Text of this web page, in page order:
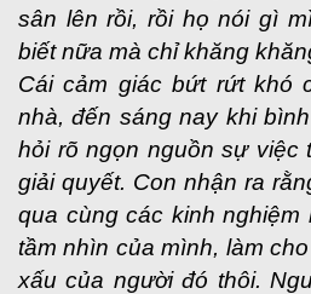
sân lên rồi, rồi họ nói gì
biết nữa mà chỉ khăng
Cái cảm giác bứt rứt khó
nhà, đến sáng nay khi
hỏi rõ ngọn nguồn sự việc
giải quyết. Con nhận ra
qua cùng các kinh
tầm nhìn của mình, làm
xấu của người đó thôi.